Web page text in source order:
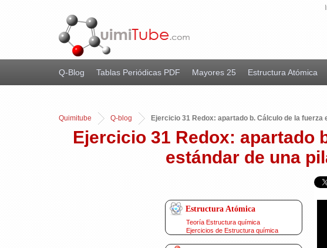
Q-Blog Tablas Periódicas PDF Mayores 25 Estructura Atómica
Quimitube Q-blog Ejercicio 31 Redox: apartado b. Cálculo de la
Ejercicio 31 Redox: apartado
estándar de una
Estructura Atómica
Teoría Estructura química
Ejercicios de Estructura química